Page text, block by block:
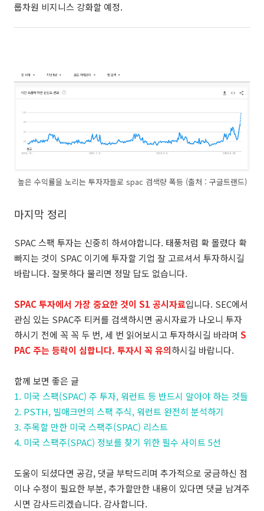
룹차원 비지니스 강화할 예정.
높은 수익률을 노리는 투자자들로 spac 검색량 폭등 (출처 : 구글트랜드)
마지막 정리
SPAC 스팩 투자는 신중히 하셔야합니다. 태풍처럼 확 몰렸다 확
빠지는 것이 SPAC 이기에 투자할 기업 잘 고르셔서 투자하시길
바랍니다. 잘못하다 물리면 정말 답도 없습니다.
SPAC 투자에서 가장 중요한 것이 S1 공시자료입니다. SEC에서
관심 있는 SPAC주 티커를 검색하시면 공시자료가 나오니 투자
하시기 전에 꼭 꼭 두 번, 세 번 읽어보시고 투자하시길 바라며 S
PAC 주는 등락이 심합니다. 투자시 꼭 유의하시길 바랍니다.
함께 보면 좋은 글
1. 미국 스팩(SPAC) 주 투자, 워런트 등 반드시 알아야 하는 것들
2. PSTH, 빌애크먼의 스팩 주식, 워런트 완전히 분석하기
3. 주목할 만한 미국 스팩주(SPAC) 리스트
4. 미국 스팩주(SPAC) 정보를 찾기 위한 필수 사이트 5선
도움이 되셨다면 공감, 댓글 부탁드리며 추가적으로 궁금하신 점
이나 수정이 필요한 부분, 추가할만한 내용이 있다면 댓글 남겨주
시면 감사드리겠습니다. 감사합니다.